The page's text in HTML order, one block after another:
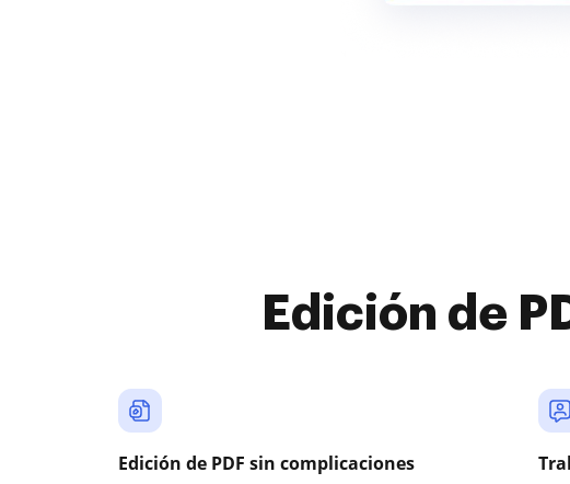
Edición de
Edición de PDF sin complicaciones